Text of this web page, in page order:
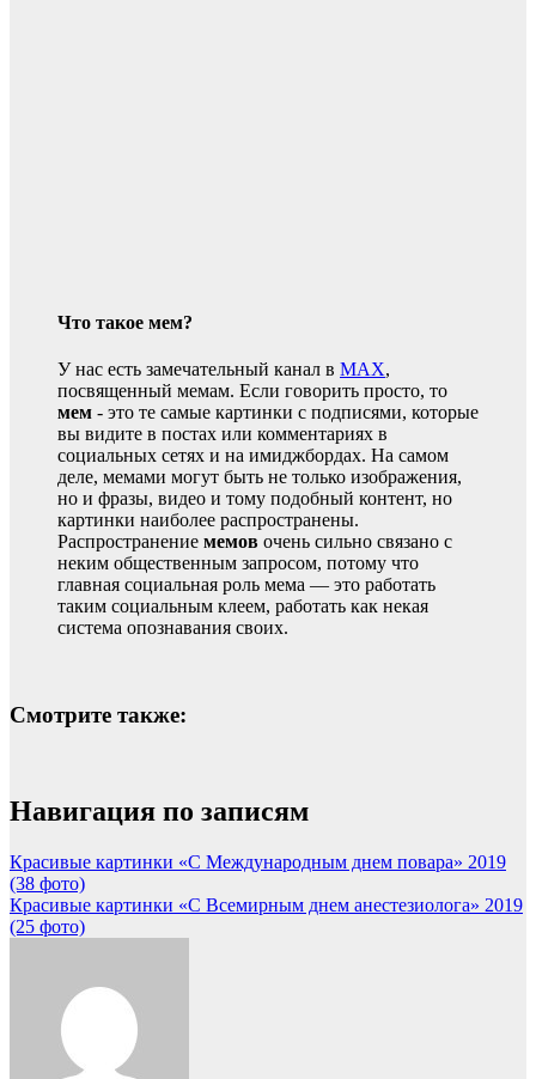
Что такое мем?
У нас есть замечательный канал в MAX,
посвященный мемам. Если говорить просто, то
мем - это те самые картинки с подписями, которые
вы видите в постах или комментариях в
социальных сетях и на имиджбордах. На самом
деле, мемами могут быть не только изображения,
но и фразы, видео и тому подобный контент, но
картинки наиболее распространены.
Распространение мемов очень сильно связано с
неким общественным запросом, потому что
главная социальная роль мема — это работать
таким социальным клеем, работать как некая
система опознавания своих.
Смотрите также:
Навигация по записям
Красивые картинки «С Международным днем повара» 2019
(38 фото)
Красивые картинки «С Всемирным днем анестезиолога» 2019
(25 фото)